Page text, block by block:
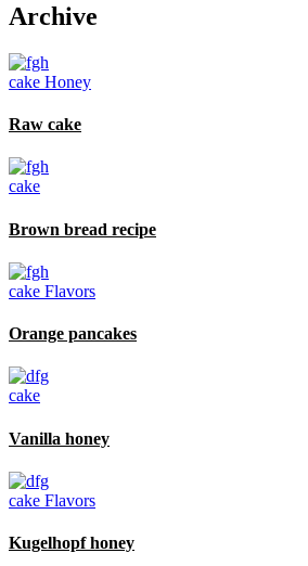
Archive
cake Honey
Raw cake
cake
Brown bread recipe
cake Flavors
Orange pancakes
cake
Vanilla honey
cake Flavors
Kugelhopf honey